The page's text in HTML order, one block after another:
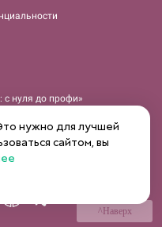
^Наверх
c нуля до профи»
в ArchiCad»
рендера CORONA»
Photoshop»
HomeStyler
нужно для лучшей
сайтом, вы